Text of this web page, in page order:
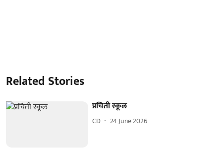
Related Stories
प्रचिती स्कूल
CD 24 June 2026